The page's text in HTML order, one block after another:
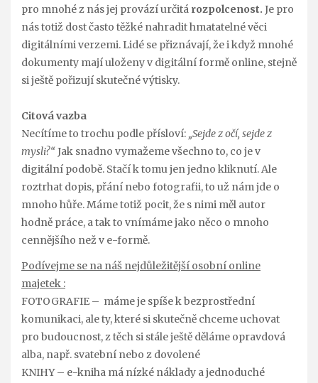
pro mnohé z nás jej provází určitá rozpolcenost. Je pro
nás totiž dost často těžké nahradit hmatatelné věci
digitálními verzemi. Lidé se přiznávají, že i když mnohé
dokumenty mají uloženy v digitální formě online, stejně
si ještě pořizují skutečné výtisky.
Citová vazba
Necítíme to trochu podle přísloví: „Sejde z očí, sejde z
mysli?“Jak snadno vymažeme všechno to, co je v
digitální podobě. Stačí k tomu jen jedno kliknutí. Ale
roztrhat dopis, přání nebo fotografii, to už nám jde o
mnoho hůře. Máme totiž pocit, že s nimi měl autor
hodně práce, a tak to vnímáme jako něco o mnoho
cennějšího než v e-formě.
Podívejme se na náš nejdůležitější osobní online
majetek :
FOTOGRAFIE – máme je spíše k bezprostřední
komunikaci, ale ty, které si skutečně chceme uchovat
pro budoucnost, z těch si stále ještě děláme opravdová
alba, např. svatební nebo z dovolené
KNIHY – e-kniha má nízké náklady a jednoduché